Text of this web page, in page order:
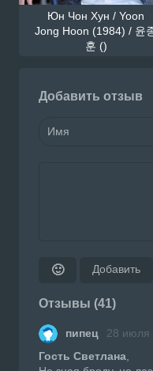
Юн Чон Хун / Yoon
Jong Hoon (1984) / 윤
훈 ()
Добавить отзыв
🙂 Добавить
Отзывы (41)
пипец 28 июля
Гость Светлана